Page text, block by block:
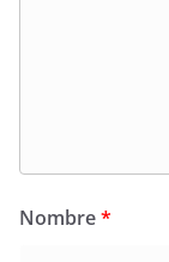
Nombre*